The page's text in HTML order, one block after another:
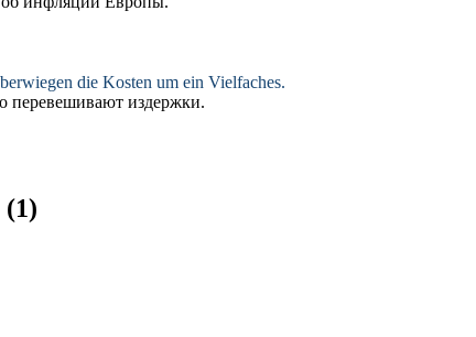
die Kosten um ein Vielfaches.
перевешивают издержки.
(1)